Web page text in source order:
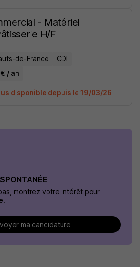
- Matériel
H/F
de-France
CDI
/ an
disponible depuis le 19/03/26
montrez votre intérêt pour
.
ma candidature